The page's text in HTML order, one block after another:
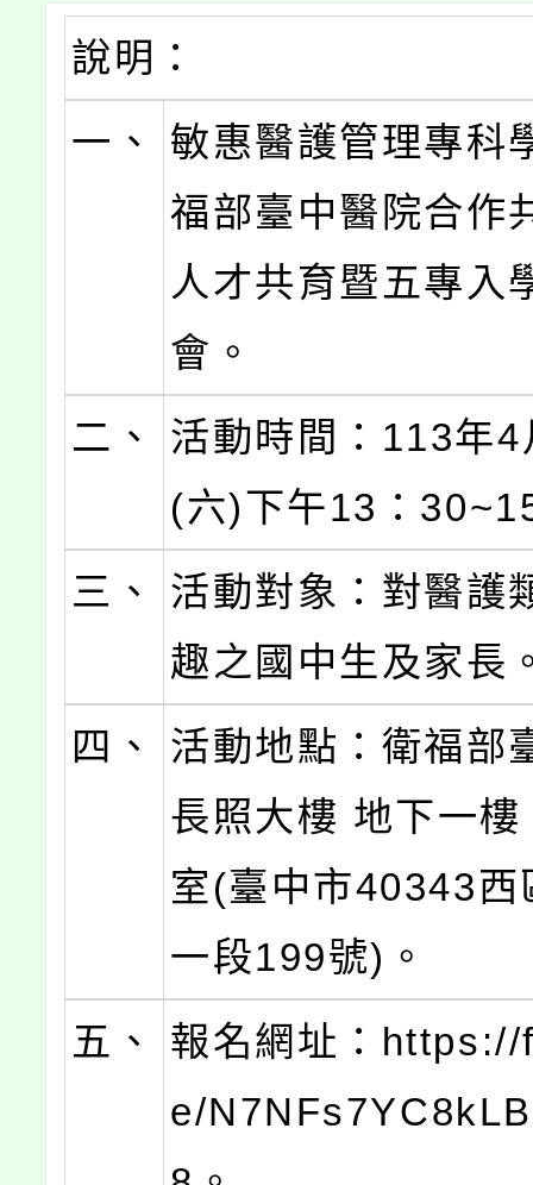
說明：
一、
敏惠醫護管理專科
福部臺中醫院合作
人才共育暨五專入
會。
二、
活動時間：113年
(六)下午13：
三、
活動對象：對醫護
趣之國中生及家長
四、
活動地點：衛福部
長照大樓 地下一
室(臺中市40343西
一段199號)。
五、
報名網址：
e/